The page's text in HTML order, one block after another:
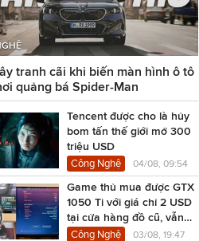
tranh cãi khi biến màn hình ô tô
quảng bá Spider-Man
Tencent được cho là hủy
bom tấn thế giới mở 300
triệu USD
Công Nghệ 04/08, 09:54
Game thủ mua được GTX
1050 Ti với giá chỉ 2 USD
tại cửa hàng đồ cũ, vẫn
chạy Cyberpunk 2077
Công Nghệ 03/08, 19:47